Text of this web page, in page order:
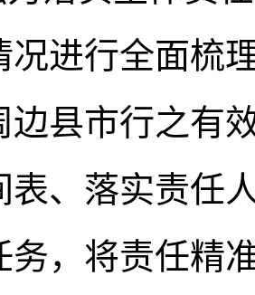
况进行全面梳
边县市行之有
表、落实责任
务，将责任精